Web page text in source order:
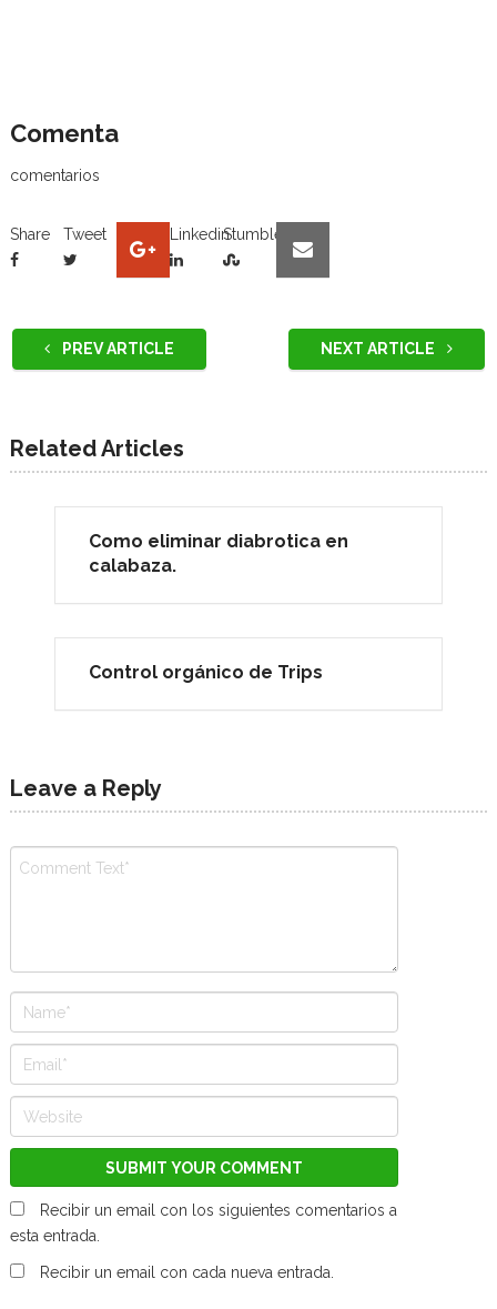
Comenta
comentarios
Share Tweet LinkedinStumble
PREV ARTICLE NEXT ARTICLE
Related Articles
Como eliminar diabrotica en
calabaza.
Control orgánico de Trips
Leave a Reply
Recibir un email con los siguientes comentarios a
esta entrada.
Recibir un email con cada nueva entrada.